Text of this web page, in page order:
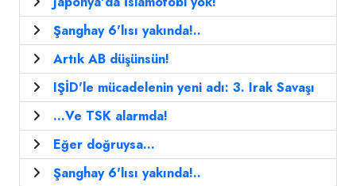
Şanghay 6'lısı yakında!..
Artık AB düşünsün!
IŞİD'le mücadelenin yeni adı: 3. Irak Savaşı
...Ve TSK alarmda!
Eğer doğruysa...
Şanghay 6'lısı yakında!..